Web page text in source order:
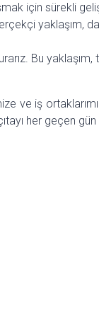
için sürekli
yaklaşım,
Bu
ve iş
her geçen